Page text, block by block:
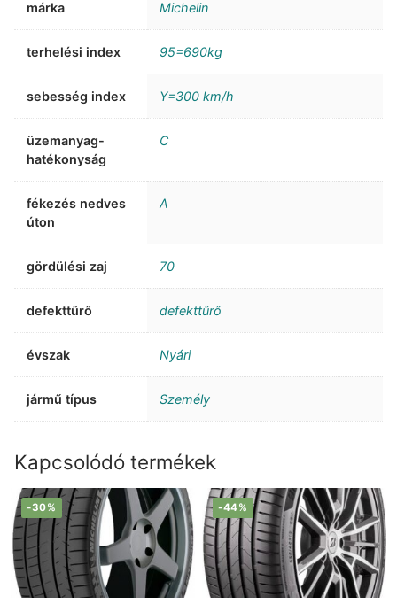
márka Michelin
terhelési index 95=690kg
sebesség index Y=300 km/h
üzemanyag-
hatékonyság
C
fékezés nedves
úton
A
gördülési zaj 70
defekttűrő defekttűrő
évszak Nyári
jármű típus Személy
Kapcsolódó termékek
-30% -44%